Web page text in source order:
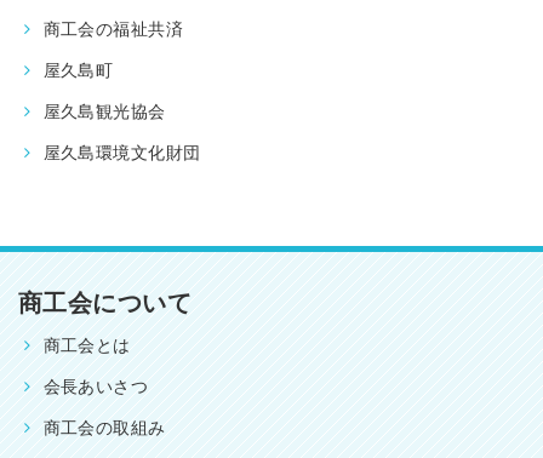
商工会の福祉共済
屋久島町
屋久島観光協会
屋久島環境文化財団
商工会について
商工会とは
会長あいさつ
商工会の取組み